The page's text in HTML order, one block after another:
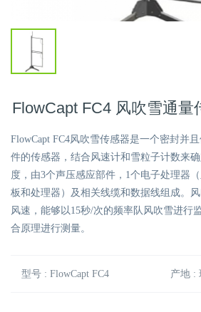
FlowCapt FC4 风吹雪通量
FlowCapt FC4风吹雪传感器是一个密封并
件的传感器，结合风速计和雪粒子计数来
度，由3个声压感应部件，1个电子处理器
板和处理器）及相关线缆和数据线组成。
风速，能够以15秒/次的频率队风吹雪进行
合原理进行测量。
型号 : FlowCapt FC4 产地 :